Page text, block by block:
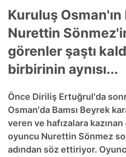
Kuruluş Osman'ın
Nurettin
görenler şaştı
birbirinin aynısı...
Önce Diriliş Ertuğrul'da
Osman'da Bamsı Beyrek
veren ve hafızalara kazınan
oyuncu Nurettin Sönmez
adından söz ettiriyor.